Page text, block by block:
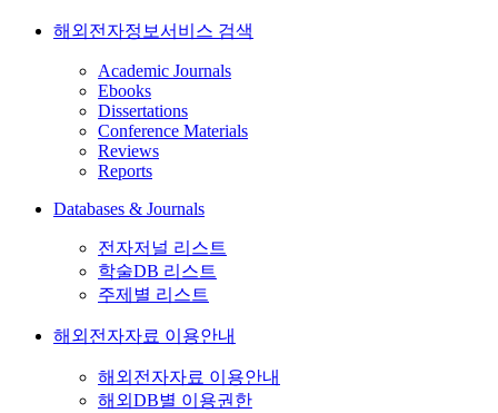
해외전자정보서비스 검색
Academic Journals
Ebooks
Dissertations
Conference Materials
Reviews
Reports
Databases & Journals
전자저널 리스트
학술DB 리스트
주제별 리스트
해외전자자료 이용안내
해외전자자료 이용안내
해외DB별 이용권한